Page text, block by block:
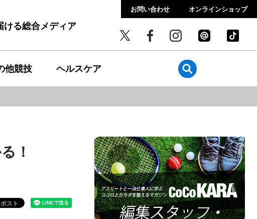
る総合メディア
お問い合わせ オンラインショップ
他競技 ヘルスケア
！